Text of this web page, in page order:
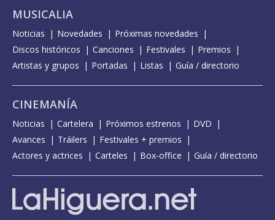
MUSICALIA
Noticias Novedades
Próximas novedades
Discos históricos
Canciones Festivales
Premios
Artistas y grupos
Portadas Listas Guía / directorio
CINEMANÍA
Noticias Cartelera Próximos estrenos
DVD
Avances
Tráilers
Festivales + premios
Actores y actrices
Carteles Box-office Guía / directorio